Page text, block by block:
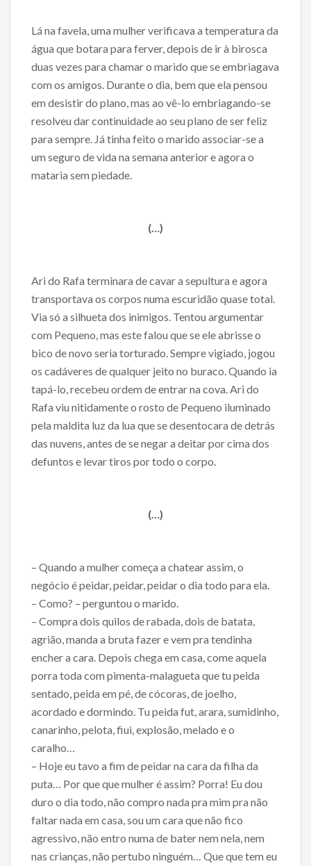
Lá na favela, uma mulher verificava a temperatura da
água que botara para ferver, depois de ir à birosca
duas vezes para chamar o marido que se embriagava
com os amigos. Durante o dia, bem que ela pensou
em desistir do plano, mas ao vê-lo embriagando-se
resolveu dar continuidade ao seu plano de ser feliz
para sempre. Já tinha feito o marido associar-se a
um seguro de vida na semana anterior e agora o
mataria sem piedade.
(…)
Ari do Rafa terminara de cavar a sepultura e agora
transportava os corpos numa escuridão quase total.
Via só a silhueta dos inimigos. Tentou argumentar
com Pequeno, mas este falou que se ele abrisse o
bico de novo seria torturado. Sempre vigiado, jogou
os cadáveres de qualquer jeito no buraco. Quando ia
tapá-lo, recebeu ordem de entrar na cova. Ari do
Rafa viu nitidamente o rosto de Pequeno iluminado
pela maldita luz da lua que se desentocara de detrás
das nuvens, antes de se negar a deitar por cima dos
defuntos e levar tiros por todo o corpo.
(…)
– Quando a mulher começa a chatear assim, o
negócio é peidar, peidar, peidar o dia todo para ela.
– Como? – perguntou o marido.
– Compra dois quilos de rabada, dois de batata,
agrião, manda a bruta fazer e vem pra tendinha
encher a cara. Depois chega em casa, come aquela
porra toda com pimenta-malagueta que tu peida
sentado, peida em pé, de cócoras, de joelho,
acordado e dormindo. Tu peida fut, arara, sumidinho,
canarinho, pelota, fiui, explosão, melado e o
caralho…
– Hoje eu tavo a fim de peidar na cara da filha da
puta… Por que que mulher é assim? Porra! Eu dou
duro o dia todo, não compro nada pra mim pra não
faltar nada em casa, sou um cara que não fico
agressivo, não entro numa de bater nem nela, nem
nas crianças, não pertubo ninguém… Que que tem eu